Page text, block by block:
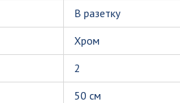
В разетку
Хром
2
50 см